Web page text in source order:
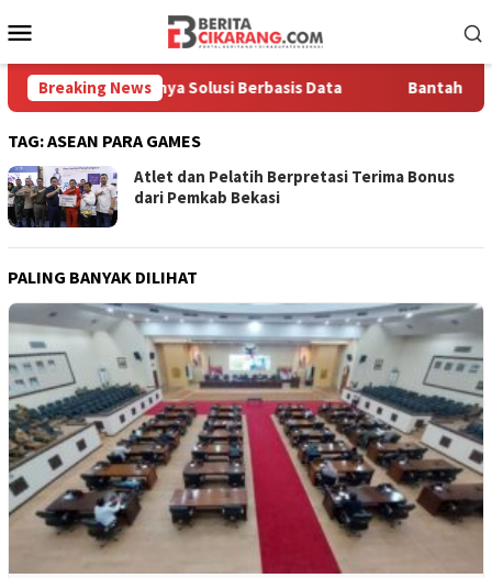
ke
Mobile
Breaking News
Pentingnya Solusi Berbasis Data Bantah
TAG:ASEAN PARA GAMES
Atlet dan Pelatih Berpretasi Terima Bonus
dari Pemkab Bekasi
PALING BANYAK DILIHAT